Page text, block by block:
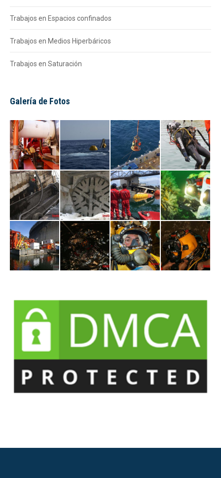
Trabajos en Espacios confinados
Trabajos en Medios Hiperbáricos
Trabajos en Saturación
Galería de Fotos